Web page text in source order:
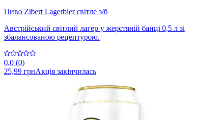
Пиво Zibert Lagerbier світле з/б
Австрійський світлий лагер у жерстяній банці 0,5 л зі
збалансованою рецептурою.
0.0 (0)
25,99 грнАкція закінчилась